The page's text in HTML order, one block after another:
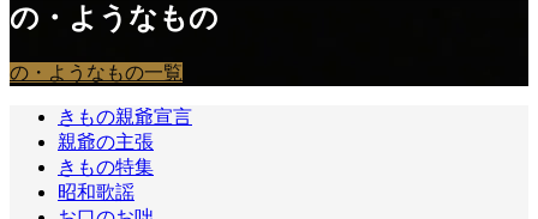
の・ようなもの
の・ようなもの一覧
きもの親爺宣言
親爺の主張
きもの特集
昭和歌謡